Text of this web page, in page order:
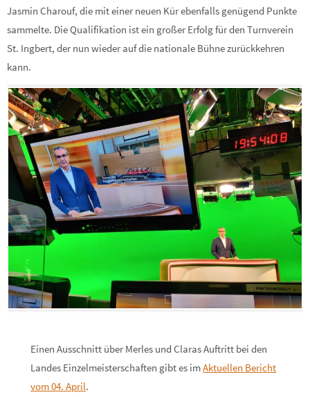
Jasmin Charouf, die mit einer neuen Kür ebenfalls genügend Punkte
sammelte. Die Qualifikation ist ein großer Erfolg für den Turnverein
St. Ingbert, der nun wieder auf die nationale Bühne zurückkehren
kann.
Einen Ausschnitt über Merles und Claras Auftritt bei den
Landes Einzelmeisterschaften gibt es imAktuellen Bericht
vom 04. April.